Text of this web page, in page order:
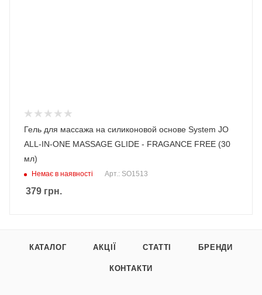
Гель для массажа на силиконовой основе System JO
ALL-IN-ONE MASSAGE GLIDE - FRAGANCE FREE (30
мл)
Немає в наявності Арт.: SO1513
379 грн.
КАТАЛОГ АКЦІЇ СТАТТІ БРЕНДИ
КОНТАКТИ